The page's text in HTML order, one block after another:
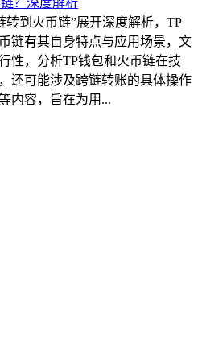
转到火币链”展开深度解析，TP
链有其自身特点与应用场景，文
性，分析TP钱包和火币链在技
还可能涉及跨链转账的具体操作
内容，旨在为用...